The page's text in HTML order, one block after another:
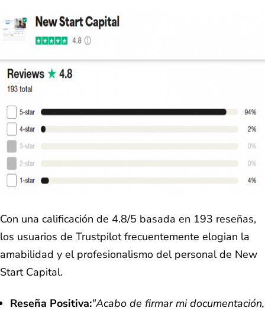
Con una calificación de 4.8/5 basada en 193 reseñas,
los usuarios de Trustpilot frecuentemente elogian la
amabilidad y el profesionalismo del personal de New
Start Capital.
Reseña Positiva:"Acabo de firmar mi documentación,